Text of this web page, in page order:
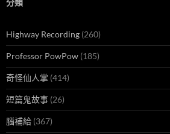
分類
Highway Recording (260)
Professor PowPow (185)
奇怪仙人掌 (414)
短篇鬼故事 (26)
腦補給 (367)